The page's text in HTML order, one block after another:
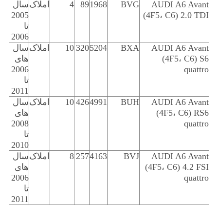
AUDI A6 Avant
(4F5، C6) 2.0 TDI
BVG
1968
89
4 املاکسال
2005
تا
2006
AUDI A6 Avant
(4F5، C6) S6
quattro
BXA
5204
320
10 املاکسال
های
2006
تا
2011
AUDI A6 Avant
(4F5، C6) RS6
quattro
BUH
4991
426
10 املاکسال
های
2008
تا
2010
AUDI A6 Avant
(4F5، C6) 4.2 FSI
quattro
BVJ
4163
257
8 املاکسال
های
2006
تا
2011